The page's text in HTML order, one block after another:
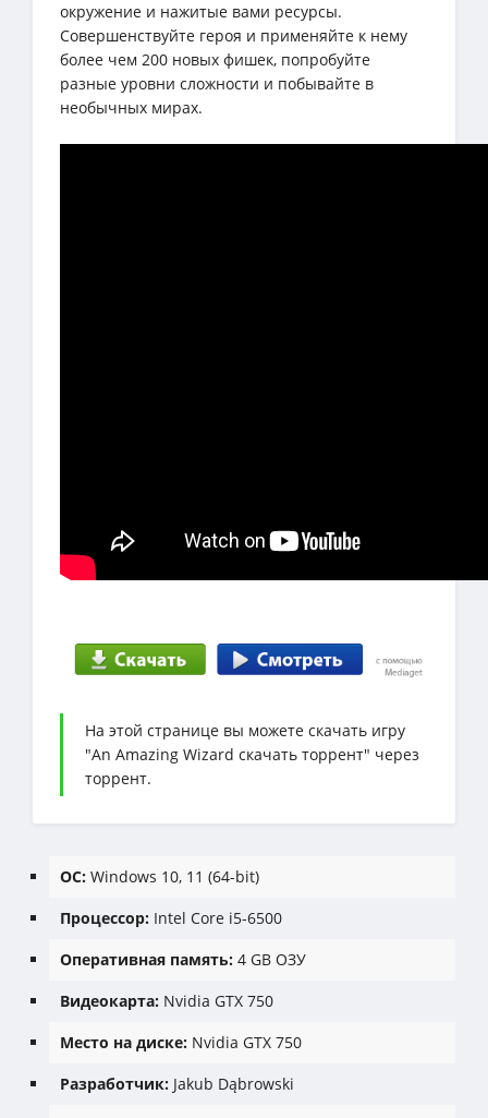
окружение и нажитые вами ресурсы.
Совершенствуйте героя и применяйте к нему
более чем 200 новых фишек, попробуйте
разные уровни сложности и побывайте в
необычных мирах.
На этой странице вы можете скачать игру
"An Amazing Wizard скачать торрент" через
торрент.
ОС: Windows 10, 11 (64-bit)
Процессор: Intel Core i5-6500
Оперативная память: 4 GB ОЗУ
Видеокарта: Nvidia GTX 750
Место на диске: Nvidia GTX 750
Разработчик: Jakub Dąbrowski